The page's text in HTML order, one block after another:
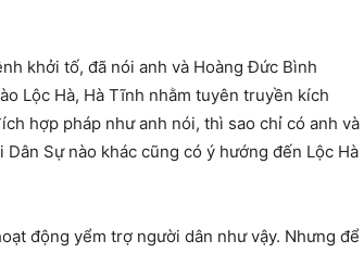
khởi tố, đã nói anh và Hoàng Đức Bình
Lộc Hà, Hà Tĩnh nhằm tuyên truyền kích
hợp pháp như anh nói, thì sao chỉ có anh và
Sự nào khác cũng có ý hướng đến Lộc Hà
động yểm trợ người dân như vậy. Nhưng để